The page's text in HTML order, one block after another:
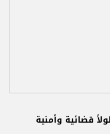
قضائية وأمنية